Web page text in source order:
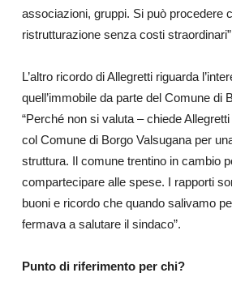
associazioni, gruppi. Si può procedere
ristrutturazione senza costi
L’altro ricordo di Allegretti riguarda
quell’immobile da parte del Comune di
“Perché non si valuta – chiede
col Comune di Borgo Valsugana per
struttura. Il comune trentino in cambio
compartecipare alle spese. I rapporti
buoni e ricordo che quando salivamo
fermava a salutare il sindaco”.
Punto di riferimento per chi?